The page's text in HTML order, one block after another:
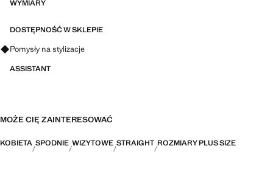
WYMIARY
DOSTĘPNOŚĆ W SKLEPIE
Zapytaj o stylizacje, ubrania i trendy
Pomysły na stylizacje
ASSISTANT
MOŻE CIĘ ZAINTERESOWAĆ
KOBIETA SPODNIE WIZYTOWE STRAIGHT ROZMIARY PLUS SIZE